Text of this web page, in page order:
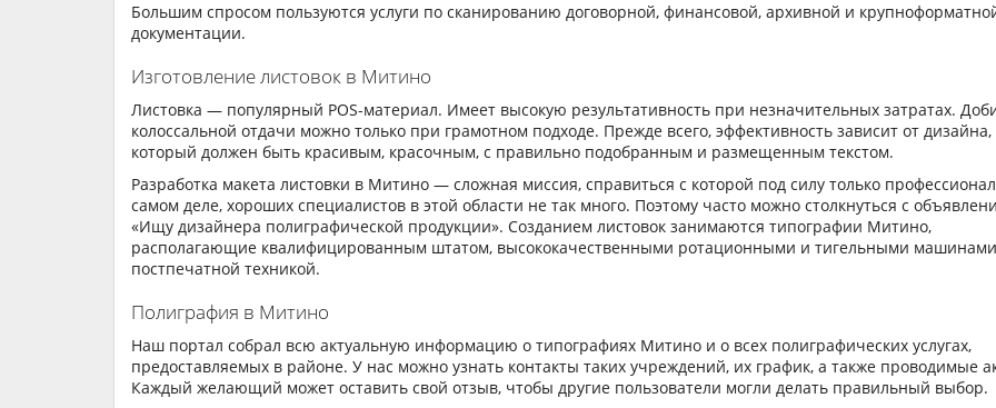
Большим спросом пользуются услуги по сканированию договорной, финансовой, архивной и
документации.
Изготовление листовок в Митино
Листовка — популярный POS-материал. Имеет высокую результативность при незначительных затратах.
колоссальной отдачи можно только при грамотном подходе. Прежде всего, эффективность зависит от дизайна,
который должен быть красивым, красочным, с правильно подобранным и размещенным текстом.
Разработка макета листовки в Митино — сложная миссия, справиться с которой под силу только
самом деле, хороших специалистов в этой области не так много. Поэтому часто можно столкнуться с
«Ищу дизайнера полиграфической продукции». Созданием листовок занимаются типографии Митино,
располагающие квалифицированным штатом, высококачественными ротационными и тигельными
постпечатной техникой.
Полиграфия в Митино
Наш портал собрал всю актуальную информацию о типографиях Митино и о всех полиграфических услугах,
предоставляемых в районе. У нас можно узнать контакты таких учреждений, их график, а также проводимые
Каждый желающий может оставить свой отзыв, чтобы другие пользователи могли делать правильный выбор.